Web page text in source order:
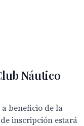
Náutico
beneficio de la
inscripción estará